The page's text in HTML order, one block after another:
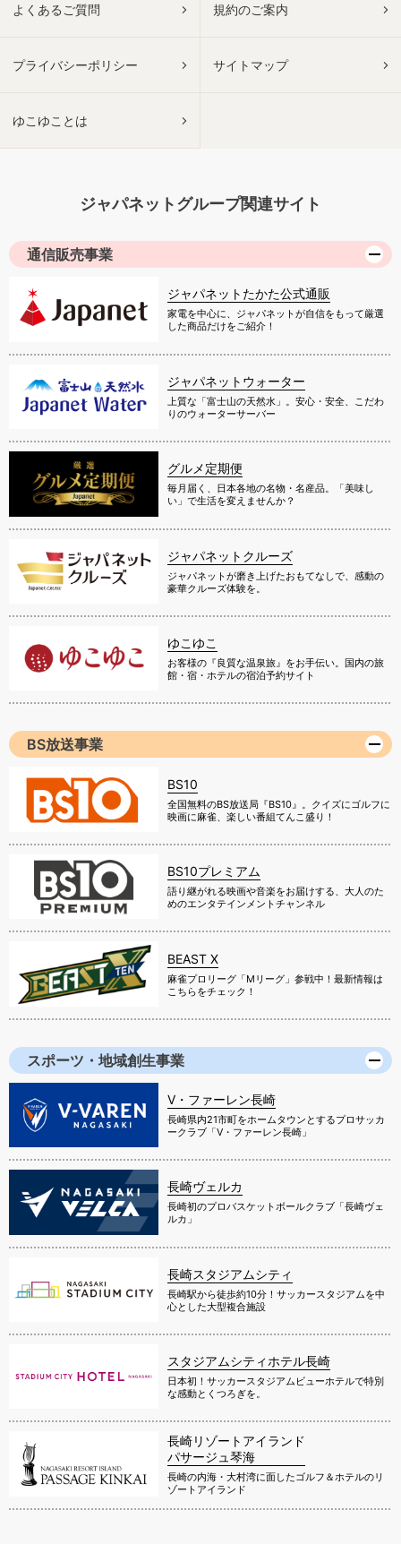
よくあるご質問 規約のご案内
プライバシーポリシー サイトマップ
ゆこゆことは
ジャパネットグループ関連サイト
通信販売事業
ジャパネットたかた公式通販
家電を中心に、ジャパネットが自信をもって厳選
した商品だけをご紹介！
ジャパネットウォーター
上質な「富士山の天然水」。安心・安全、こだわ
りのウォーターサーバー
グルメ定期便
毎月届く、日本各地の名物・名産品。「美味し
い」で生活を変えませんか？
ジャパネットクルーズ
ジャパネットが磨き上げたおもてなしで、感動の
豪華クルーズ体験を。
ゆこゆこ
お客様の『良質な温泉旅』をお手伝い。国内の旅
館・宿・ホテルの宿泊予約サイト
BS放送事業
BS10
全国無料のBS放送局『BS10』。クイズにゴルフに
映画に麻雀、楽しい番組てんこ盛り！
BS10プレミアム
語り継がれる映画や音楽をお届けする、大人のた
めのエンタテインメントチャンネル
BEAST X
麻雀プロリーグ「Mリーグ」参戦中！最新情報は
こちらをチェック！
スポーツ・地域創生事業
V・ファーレン長崎
長崎県内21市町をホームタウンとするプロサッカ
ークラブ「V・ファーレン長崎」
長崎ヴェルカ
長崎初のプロバスケットボールクラブ「長崎ヴェ
ルカ」
長崎スタジアムシティ
長崎駅から徒歩約10分！サッカースタジアムを中
心とした大型複合施設
スタジアムシティホテル長崎
日本初！サッカースタジアムビューホテルで特別
な感動とくつろぎを。
長崎リゾートアイランド
パサージュ琴海
長崎の内海・大村湾に面したゴルフ＆ホテルのリ
ゾートアイランド